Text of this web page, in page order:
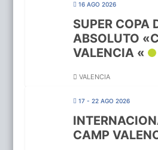
16 AGO 2026
SUPER COPA
ABSOLUTO
VALENCIA «
VALENCIA
17 - 22 AGO 2026
CAMP